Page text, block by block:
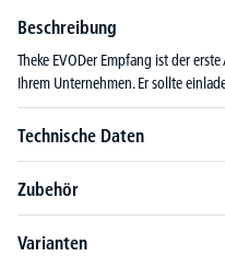
Beschreibung
Theke EVODer Empfang ist der
Ihrem Unternehmen. Er sollte
Technische Daten
Zubehör
Varianten